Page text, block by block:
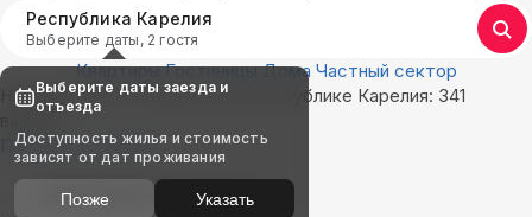
Республика Карелия
Выберите даты, 2 гостя
Квартиры Гостиницы Дома Частный сектор
Найдём, где остановиться в республике Карелия: 341
Показать на карте
Выбирайте лучшее
Выберите даты заезда и
отъезда
Доступность жилья и стоимость
зависят от дат проживания
Позже Указать